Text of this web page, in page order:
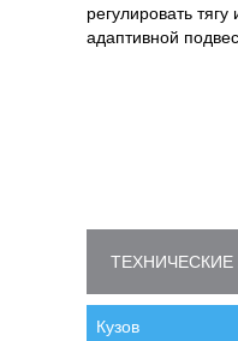
регулировать
адаптивной
ТЕХНИЧЕСКИЕ
Кузов